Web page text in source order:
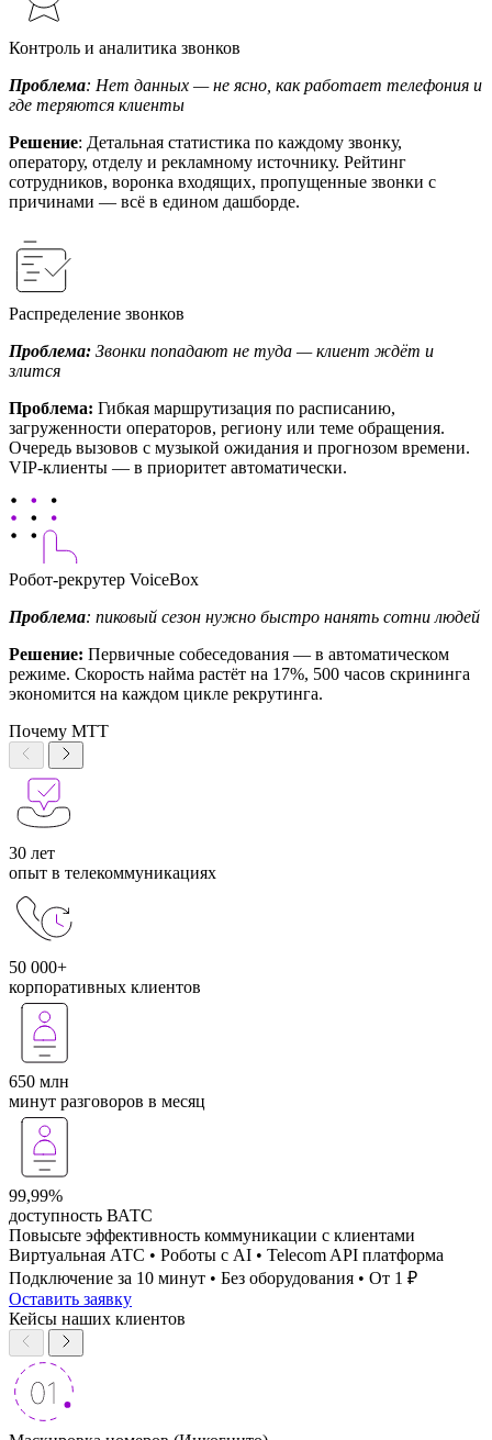
Контроль и аналитика звонков
Проблема: Нет данных — не ясно, как работает телефония и
где теряются клиенты
Решение: Детальная статистика по каждому звонку,
оператору, отделу и рекламному источнику. Рейтинг
сотрудников, воронка входящих, пропущенные звонки с
причинами — всё в едином дашборде.
Распределение звонков
Проблема: Звонки попадают не туда — клиент ждёт и
злится
Проблема: Гибкая маршрутизация по расписанию,
загруженности операторов, региону или теме обращения.
Очередь вызовов с музыкой ожидания и прогнозом времени.
VIP-клиенты — в приоритет автоматически.
Робот-рекрутер VoiceBox
Проблема: пиковый сезон нужно быстро нанять сотни людей
Решение: Первичные собеседования — в автоматическом
режиме. Скорость найма растёт на 17%, 500 часов скрининга
экономится на каждом цикле рекрутинга.
Почему МТТ
30 лет
опыт в телекоммуникациях
50 000+
корпоративных клиентов
650 млн
минут разговоров в месяц
99,99%
доступность ВАТС
Повысьте эффективность коммуникации с клиентами
Виртуальная АТС • Роботы с AI • Telecom API платформа
Подключение за 10 минут • Без оборудования • От 1 ₽
Оставить заявку
Кейсы наших клиентов